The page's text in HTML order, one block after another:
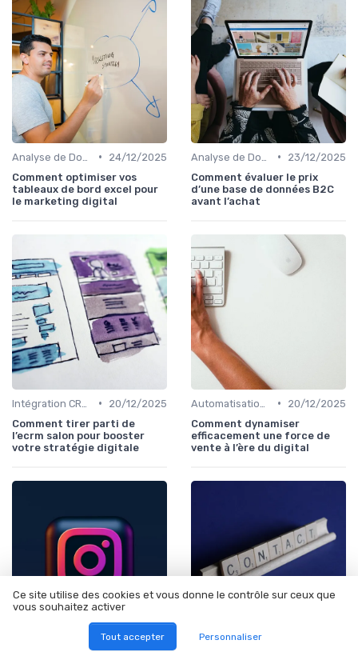
•
24/12/2025
Comment optimiser vos
tableaux de bord excel pour
le marketing digital
•
23/12/2025
Comment évaluer le prix
d’une base de données B2C
avant l’achat
•
20/12/2025
Comment tirer parti de
l’ecrm salon pour booster
votre stratégie digitale
•
20/12/2025
Comment dynamiser
efficacement une force de
vente à l’ère du digital
Analyse de Données et Mesure de Performance • 10/12/2025
Ce site utilise des cookies et vous donne le contrôle sur ceux que
vous souhaitez activer
Tout accepter Personnaliser